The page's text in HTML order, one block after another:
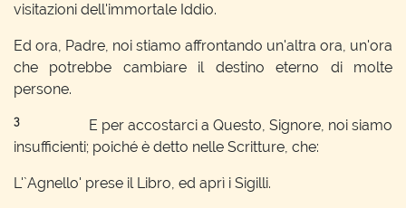
visitazioni dell'immortale Iddio.
Ed ora, Padre, noi stiamo affrontando un'altra ora, un'ora
che potrebbe cambiare il destino eterno di molte
persone.
3E per accostarci a Questo, Signore, noi siamo
insufficienti; poiché è detto nelle Scritture, che:
L'`Agnello' prese il Libro, ed aprì i Sigilli.